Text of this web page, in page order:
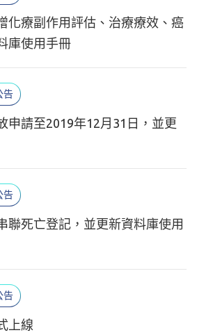
化療副作用評估、治療療效、癌
庫使用手冊
告
申請至2019年12月31日，並更
告
聯死亡登記，並更新資料庫使用
告
上線